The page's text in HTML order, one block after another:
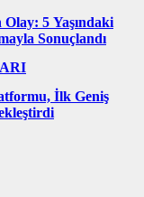
5 Yaşındaki
Sonuçlandı
İlk Geniş